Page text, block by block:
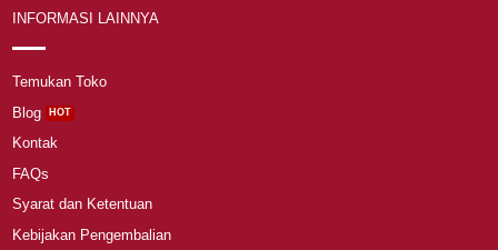
INFORMASI LAINNYA
Temukan Toko
Blog
Kontak
FAQs
Syarat dan Ketentuan
Kebijakan Pengembalian